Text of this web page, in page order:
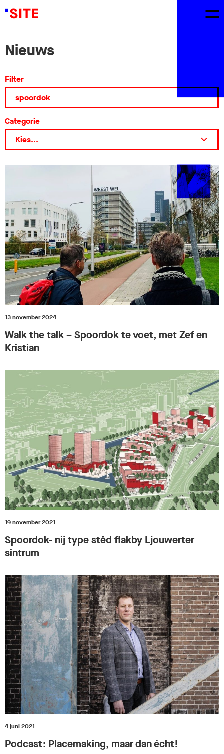
Nieuws
Filter
Categorie
13 november 2024
Walk the talk – Spoordok te voet, met Zef en
Kristian
19 november 2021
Spoordok- nij type stêd flakby Ljouwerter
sintrum
4 juni 2021
Podcast: Placemaking, maar dan écht!